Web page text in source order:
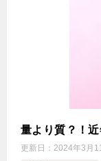
量より質？！
更新日： 2024年3月